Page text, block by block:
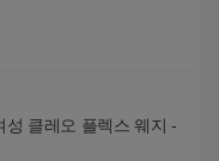
성 클레오 플렉스 웨지 -